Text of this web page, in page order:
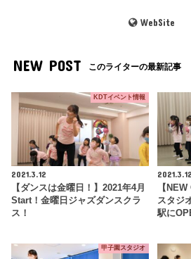
WebSite
NEW POST このライターの最新記事
KDTイベント情報
2021.3.12
【ダンスは金曜日！】2021年4月
Start！金曜日ジャズダンスクラ
ス！
2021.3.12
【
スタジ
駅に
甲子園スタジオ